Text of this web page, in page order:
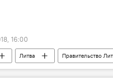
16:00
Литва
Правительство
труда и социальной защиты